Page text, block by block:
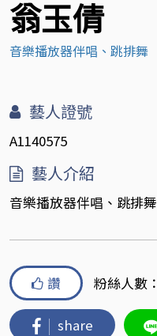
翁玉倩
音樂播放器伴唱、跳排舞
藝人證號
A1140575
藝人介紹
音樂播放器伴唱、跳排舞
讚 粉絲人數：
share